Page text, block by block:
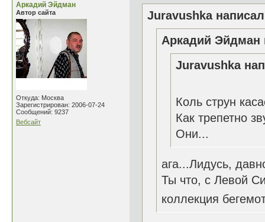
Аркадий Эйдман
Автор сайта
Откуда: Москва
Зарегистрирован: 2006-07-24
Сообщений: 9237
Вебсайт
Juravushka
Аркадий Эйдман
Juravushka
Коль струн
Как трепетно
Они...
ага...Лидусь,
Ты что, с Левой
коллекция